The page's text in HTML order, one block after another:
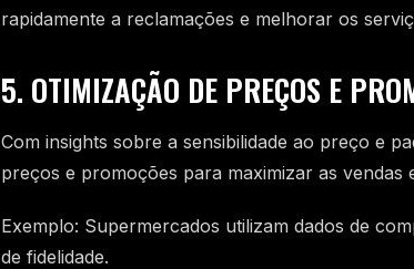
rapidamente a reclamações e melhorar os
5. OTIMIZAÇÃO DE PREÇOS E
Com insights sobre a sensibilidade ao preço e
preços e promoções para maximizar as vendas
Exemplo: Supermercados utilizam dados de
de fidelidade.